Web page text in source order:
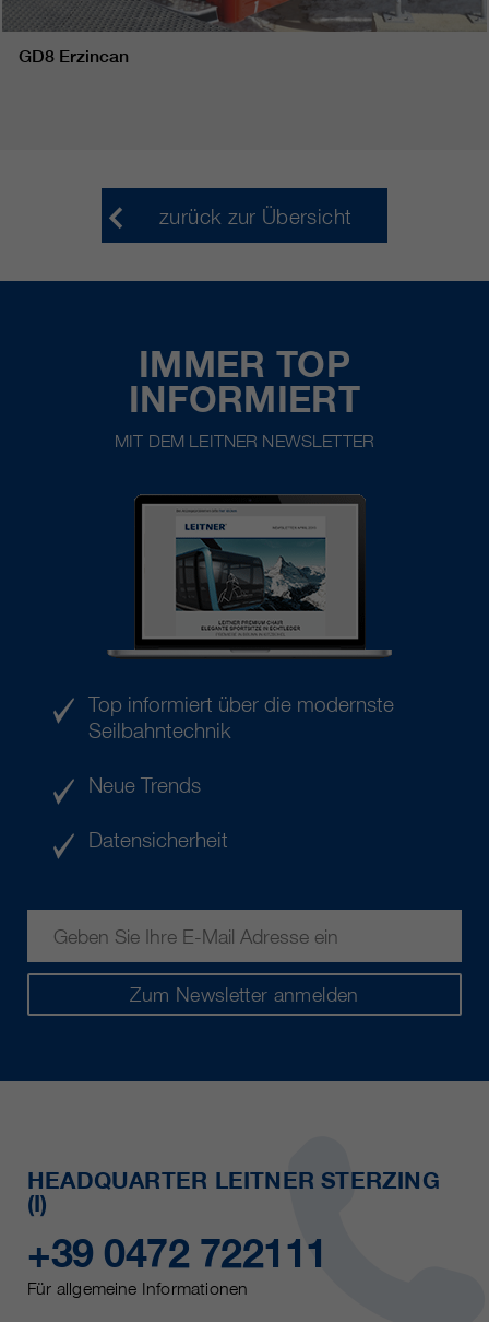
GD8 Erzincan
zurück zur Übersicht
IMMER TOP
INFORMIERT
MIT DEM LEITNER NEWSLETTER
Zum Newsletter anmelden
Top informiert über die modernste
Seilbahntechnik
Neue Trends
Datensicherheit
HEADQUARTER LEITNER STERZING
(I)
+39 0472 722111
Für allgemeine Informationen